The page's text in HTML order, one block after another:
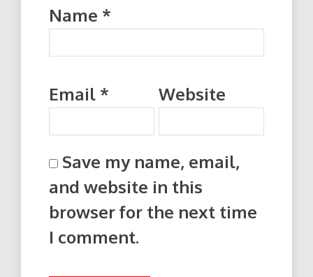
Name *
Email * Website
Save my name, email,
and website in this
browser for the next time
I comment.